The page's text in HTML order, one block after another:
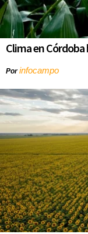
Clima en
Porinfocampo